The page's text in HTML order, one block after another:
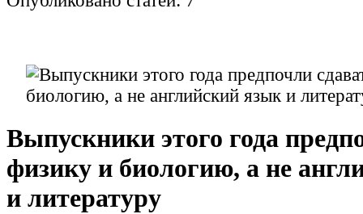
Выпускники этого года
физику и биологию, а не
и литературу